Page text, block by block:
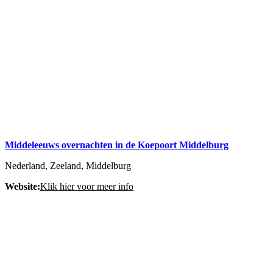
Middeleeuws overnachten in de Koepoort Middelburg
Nederland, Zeeland, Middelburg
Website:Klik hier voor meer info